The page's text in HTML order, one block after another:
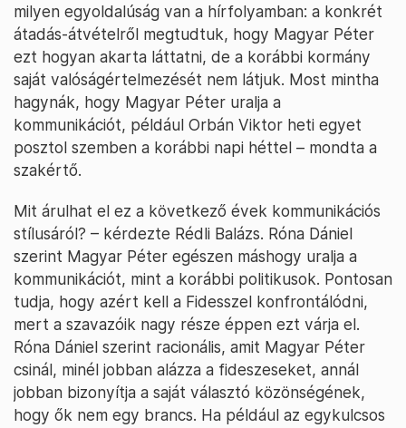
milyen egyoldalúság van a hírfolyamban: a konkrét
átadás-átvételről megtudtuk, hogy Magyar Péter
ezt hogyan akarta láttatni, de a korábbi kormány
saját valóságértelmezését nem látjuk. Most mintha
hagynák, hogy Magyar Péter uralja a
kommunikációt, például Orbán Viktor heti egyet
posztol szemben a korábbi napi héttel – mondta a
szakértő.
Mit árulhat el ez a következő évek kommunikációs
stílusáról? – kérdezte Rédli Balázs. Róna Dániel
szerint Magyar Péter egészen máshogy uralja a
kommunikációt, mint a korábbi politikusok. Pontosan
tudja, hogy azért kell a Fidesszel konfrontálódni,
mert a szavazóik nagy része éppen ezt várja el.
Róna Dániel szerint racionális, amit Magyar Péter
csinál, minél jobban alázza a fideszeseket, annál
jobban bizonyítja a saját választó közönségének,
hogy ők nem egy brancs. Ha például az egykulcsos